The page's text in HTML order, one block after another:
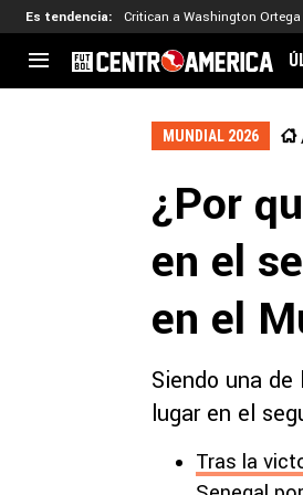
Es tendencia: Critican a Washington Ortega
CENTROAMÉRICA
El Salvador
Liga
Copa
Copa
MLS
MUNDIAL 2026
¿Por
en el
en el
Siendo una
lugar en el
Tras la